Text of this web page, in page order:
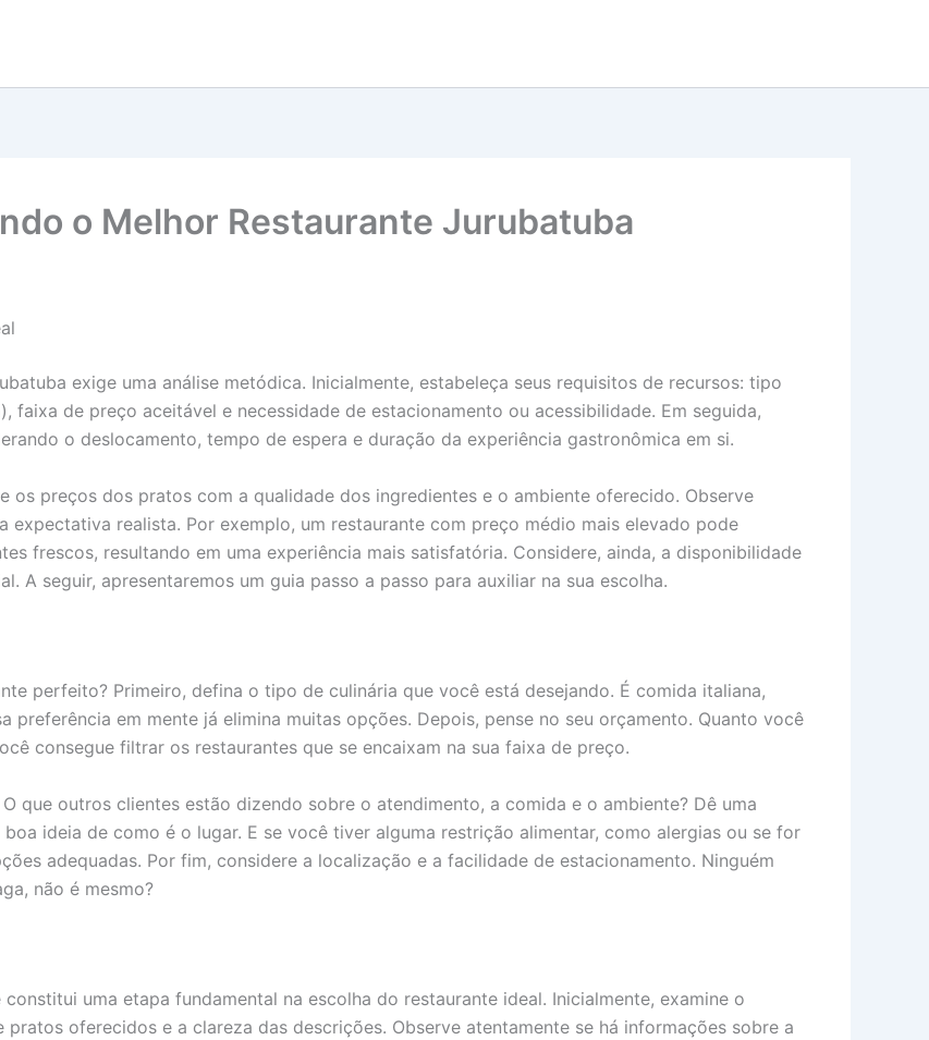
o Melhor Restaurante Jurubatuba
exige uma análise metódica. Inicialmente, estabeleça seus requisitos de recursos: tipo
faixa de preço aceitável e necessidade de estacionamento ou acessibilidade. Em seguida,
o deslocamento, tempo de espera e duração da experiência gastronômica em si.
os preços dos pratos com a qualidade dos ingredientes e o ambiente oferecido. Observe
realista. Por exemplo, um restaurante com preço médio mais elevado pode
frescos, resultando em uma experiência mais satisfatória. Considere, ainda, a disponibilidade
A seguir, apresentaremos um guia passo a passo para auxiliar na sua escolha.
perfeito? Primeiro, defina o tipo de culinária que você está desejando. É comida italiana,
preferência em mente já elimina muitas opções. Depois, pense no seu orçamento. Quanto você
consegue filtrar os restaurantes que se encaixam na sua faixa de preço.
que outros clientes estão dizendo sobre o atendimento, a comida e o ambiente? Dê uma
ideia de como é o lugar. E se você tiver alguma restrição alimentar, como alergias ou se for
adequadas. Por fim, considere a localização e a facilidade de estacionamento. Ninguém
não é mesmo?
uma etapa fundamental na escolha do restaurante ideal. Inicialmente, examine o
oferecidos e a clareza das descrições. Observe atentamente se há informações sobre a